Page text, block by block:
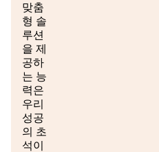
맞춤
형 솔
루션
을 제
공하
는 능
력은
우리
성공
의 초
석이